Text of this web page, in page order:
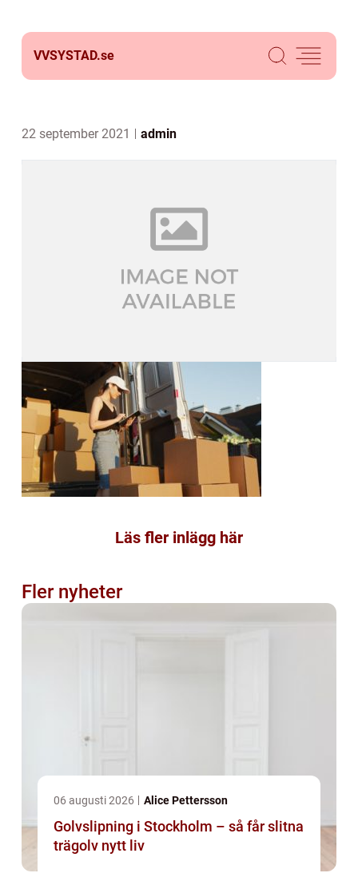
VVSYSTAD.se
22 september 2021 admin
Läs fler inlägg här
Fler nyheter
06 augusti 2026 Alice Pettersson
Golvslipning i Stockholm – så får slitna
trägolv nytt liv